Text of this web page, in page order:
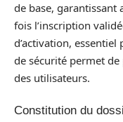
de base, garantissant
fois l’inscription
d’activation,
de sécurité permet
des utilisateurs.
Constitution du